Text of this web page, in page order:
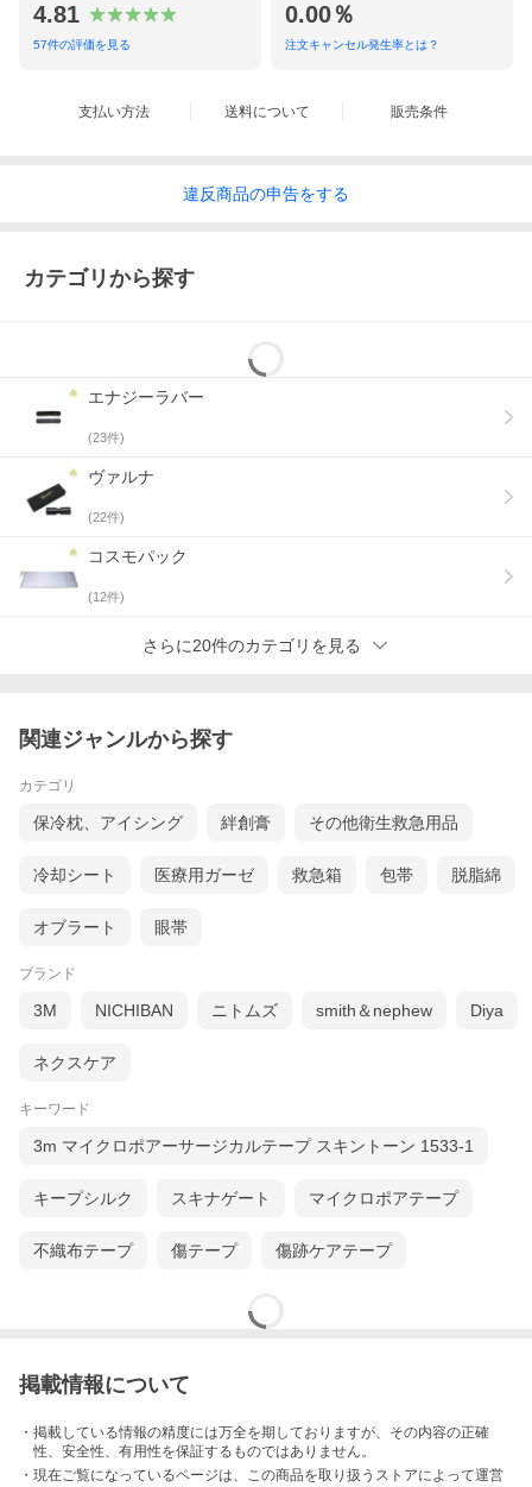
【使いやすさへのこだわり】
〇 お好みの長さにカットして使用可能
【さまざまな部位に】
首・肩・腰・背中・腕・ひじ・ひざ・ふくらはぎ・足首・足
裏など、気になる箇所にご使用いただけます。
テープは引っ張らず、貼る部位の皮膚を軽く伸ばした状態で
貼り付けてください。
入れやすい健康テープを作りたいという思いから企画したの
素材選びや使いやすさにこだわり、当店オリジナル商品とし
まずは気になる箇所に貼ってお試しください。
【商品仕様】
商品名：クレイルケアテープ
4.81
57件の評価を見る
0.00％
注文キャンセル発生率とは？
支払い方法 送料について 販売条件
違反商品の申告をする
カテゴリから探す
エナジーラバー
(23件)
ヴァルナ
(22件)
コスモパック
(12件)
さらに20件のカテゴリを見る
関連ジャンルから探す
カテゴリ
保冷枕、アイシング 絆創膏 その他衛生救急用品
冷却シート 医療用ガーゼ 救急箱 包帯 脱脂綿
オブラート 眼帯
ブランド
3M NICHIBAN ニトムズ smith＆nephew Diya
ネクスケア
キーワード
3m マイクロポアーサージカルテープ スキントーン 1533-1
キープシルク スキナゲート マイクロポアテープ
不織布テープ 傷テープ 傷跡ケアテープ
掲載情報について
・掲載している情報の精度には万全を期しておりますが、その内容の正確
性、安全性、有用性を保証するものではありません。
・現在ご覧になっているページは、この商品を取り扱うストアによって運営